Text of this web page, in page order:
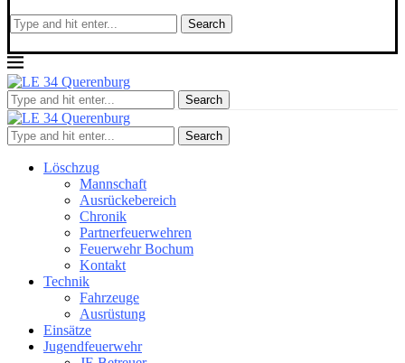
Search
Search
Search
Löschzug
Mannschaft
Ausrückebereich
Chronik
Partnerfeuerwehren
Feuerwehr Bochum
Kontakt
Technik
Fahrzeuge
Ausrüstung
Einsätze
Jugendfeuerwehr